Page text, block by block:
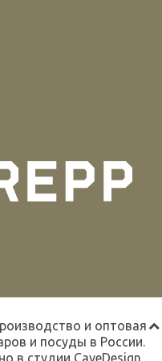
и оптовая
и посуды в России.
в студии CaveDesign